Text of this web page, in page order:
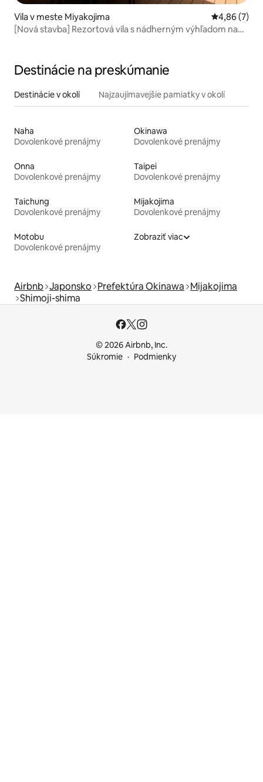
Vila v meste Miyakojima Priemerné
4,86 (7)
[Nová stavba] Rezortová vila s nádherným výhľadom na
Destinácie na preskúmanie
Destinácie v okolí Najzaujímavejšie pamiatky v okolí
Naha
Dovolenkové prenájmy
Okinawa
Dovolenkové prenájmy
Onna
Dovolenkové prenájmy
Taipei
Dovolenkové prenájmy
Taichung
Dovolenkové prenájmy
Mijakojima
Dovolenkové prenájmy
Motobu
Dovolenkové prenájmy
Zobraziť viac
Airbnb Japonsko Prefektúra Okinawa Mijakojima
Shimoji-shima
© 2026 Airbnb, Inc.
Súkromie
Podmienky